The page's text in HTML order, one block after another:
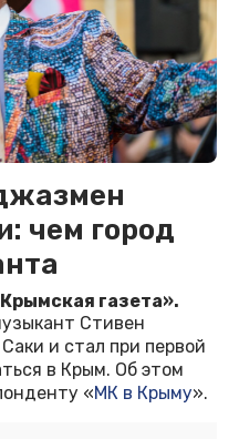
чем город
газета».
Стивен
и стал при первой
в Крым. Об этом
«МК в Крыму».